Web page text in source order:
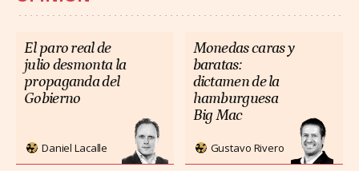
El paro real de
julio desmonta la
propaganda del
Gobierno
Daniel Lacalle
Monedas caras y
baratas:
dictamen de la
hamburguesa
Big Mac
Gustavo Rivero